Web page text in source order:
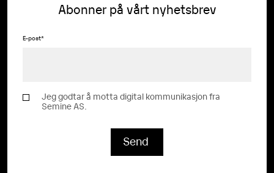
Abonner på vårt nyhetsbrev
E-post*
Jeg godtar å motta digital kommunikasjon fra
Semine AS.